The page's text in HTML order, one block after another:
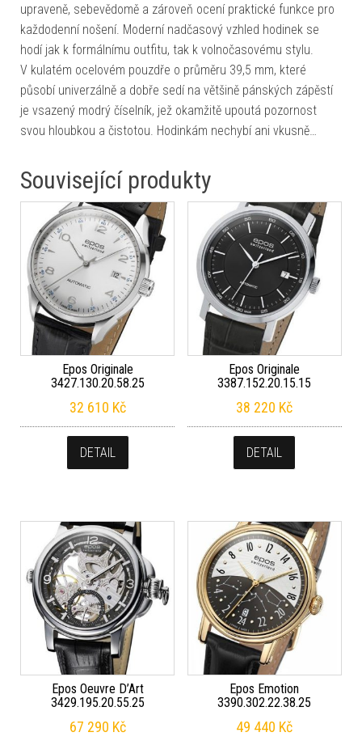
upraveně, sebevědomě a zároveň ocení praktické funkce pro
každodenní nošení. Moderní nadčasový vzhled hodinek se
hodí jak k formálnímu outfitu, tak k volnočasovému stylu.
V kulatém ocelovém pouzdře o průměru 39,5 mm, které
působí univerzálně a dobře sedí na většině pánských zápěstí
je vsazený modrý číselník, jež okamžitě upoutá pozornost
svou hloubkou a čistotou. Hodinkám nechybí ani vkusně…
Související produkty
Epos Originale
3427.130.20.58.25
32 610 Kč
DETAIL
Epos Originale
3387.152.20.15.15
38 220 Kč
DETAIL
Epos Oeuvre D’Art
3429.195.20.55.25
67 290 Kč
Epos Emotion
3390.302.22.38.25
49 440 Kč